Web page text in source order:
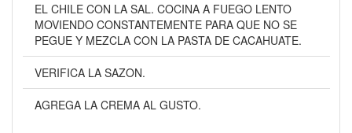
EL CHILE CON LA SAL. COCINA A FUEGO LENTO
MOVIENDO CONSTANTEMENTE PARA QUE NO SE
PEGUE Y MEZCLA CON LA PASTA DE CACAHUATE.
VERIFICA LA SAZON.
AGREGA LA CREMA AL GUSTO.